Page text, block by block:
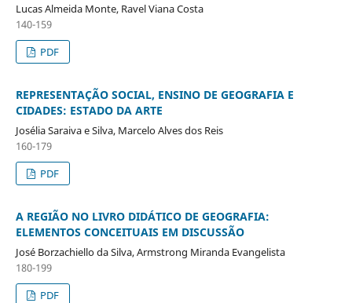
Lucas Almeida Monte, Ravel Viana Costa
140-159
PDF
REPRESENTAÇÃO SOCIAL, ENSINO DE GEOGRAFIA E
CIDADES: ESTADO DA ARTE
Josélia Saraiva e Silva, Marcelo Alves dos Reis
160-179
PDF
A REGIÃO NO LIVRO DIDÁTICO DE GEOGRAFIA:
ELEMENTOS CONCEITUAIS EM DISCUSSÃO
José Borzachiello da Silva, Armstrong Miranda Evangelista
180-199
PDF